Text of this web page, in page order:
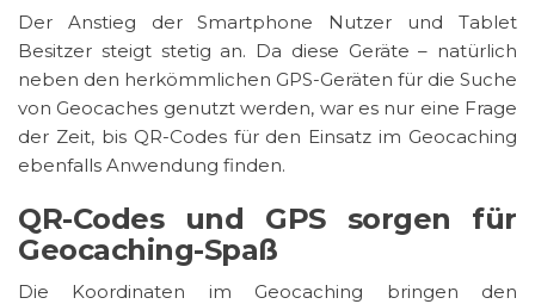
Der Anstieg der Smartphone Nutzer und Tablet
Besitzer steigt stetig an. Da diese Geräte – natürlich
neben den herkömmlichen GPS-Geräten für die Suche
von Geocaches genutzt werden, war es nur eine Frage
der Zeit, bis QR-Codes für den Einsatz im Geocaching
ebenfalls Anwendung finden.
QR-Codes und GPS sorgen für
Geocaching-Spaß
Die Koordinaten im Geocaching bringen den